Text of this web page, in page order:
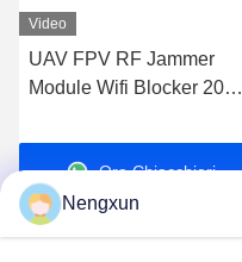
Video
UAV FPV RF Jammer
Module Wifi Blocker 20W
Ora Chiacchieri
Nengxun